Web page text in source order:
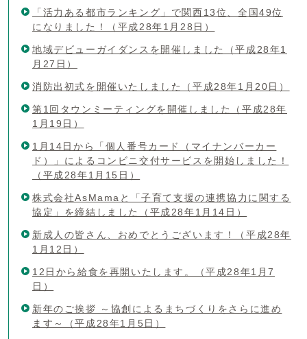
「活力ある都市ランキング」で関西13位、全国49位
になりました！（平成28年1月28日）
地域デビューガイダンスを開催しました（平成28年1
月27日）
消防出初式を開催いたしました（平成28年1月20日）
第1回タウンミーティングを開催しました（平成28年
1月19日）
1月14日から「個人番号カード（マイナンバーカー
ド）」によるコンビニ交付サービスを開始しました！
（平成28年1月15日）
株式会社AsMamaと「子育て支援の連携協力に関する
協定」を締結しました（平成28年1月14日）
新成人の皆さん、おめでとうございます！（平成28年
1月12日）
12日から給食を再開いたします。（平成28年1月7
日）
新年のご挨拶 ～協創によるまちづくりをさらに進め
ます～（平成28年1月5日）